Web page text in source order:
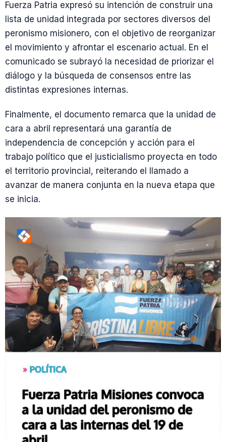
Fuerza Patria expresó su intención de construir una
lista de unidad integrada por sectores diversos del
peronismo misionero, con el objetivo de reorganizar
el movimiento y afrontar el escenario actual. En el
comunicado se subrayó la necesidad de priorizar el
diálogo y la búsqueda de consensos entre las
distintas expresiones internas.
Finalmente, el documento remarca que la unidad de
cara a abril representará una garantía de
independencia de concepción y acción para el
trabajo político que el justicialismo proyecta en todo
el territorio provincial, reiterando el llamado a
avanzar de manera conjunta en la nueva etapa que
se inicia.